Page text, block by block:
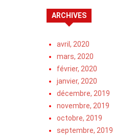
ARCHIVES
avril, 2020
mars, 2020
février, 2020
janvier, 2020
décembre, 2019
novembre, 2019
octobre, 2019
septembre, 2019